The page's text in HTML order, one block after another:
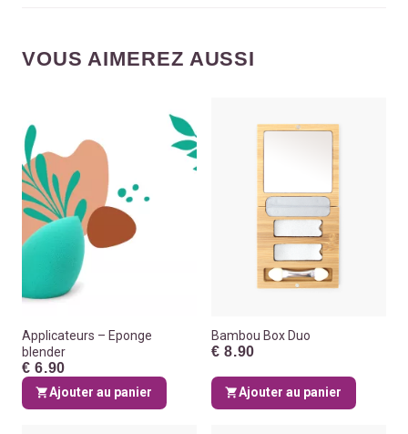
VOUS AIMEREZ AUSSI
Applicateurs – Eponge
blender
€ 6.90
Ajouter au panier
Bambou Box Duo
€ 8.90
Ajouter au panier